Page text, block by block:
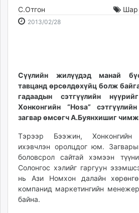
Gogo.mn
caak.mn
ikon.mn
mnb.mn
Livetv.mn
Eguur.mn
24tsag.mn
shuud.mn
eagle.mn
ergelt.mn
zarig.mn
today.mn
С.Отгон Шар
2013/02/282013-
2026-
Сүүлийн жилүүдэд манай
тавцанд өрсөлдөхүйц болж
гадаадын сэтгүүлийн
Хонконгийн “Hosa”
загвар өмсөгч А.Буянхишиг
Тэрээр Бээжин, Хонконгийн
ихэвчлэн оролцдог юм.
боловсрол сайтай хэмээн
Солонгос хэлийг гаргуун
нь Ази Номхон далайн
компанид маркетингийн
байна.